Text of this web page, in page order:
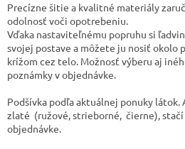
Precízne šitie a kvalitné materiály
odolnosť voči opotrebeniu.
Vďaka nastaviteľnému popruhu si
svojej postave a môžete ju nosiť okolo
krížom cez telo. Možnosť výberu aj
poznámky v objednávke.
Podšívka podľa aktuálnej ponuky látok.
zlaté (ružové, strieborné, čierne), stačí
objednávke.